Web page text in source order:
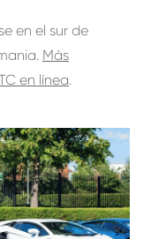
en el sur de
Más
en línea.